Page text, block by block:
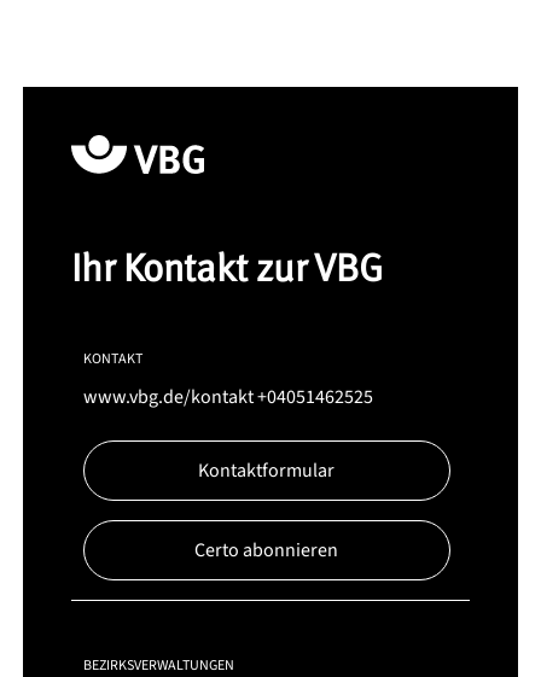
Ihr Kontakt zur VBG
KONTAKT
www.vbg.de/kontakt+04051462525
Kontaktformular
Certo abonnieren
BEZIRKSVERWALTUNGEN